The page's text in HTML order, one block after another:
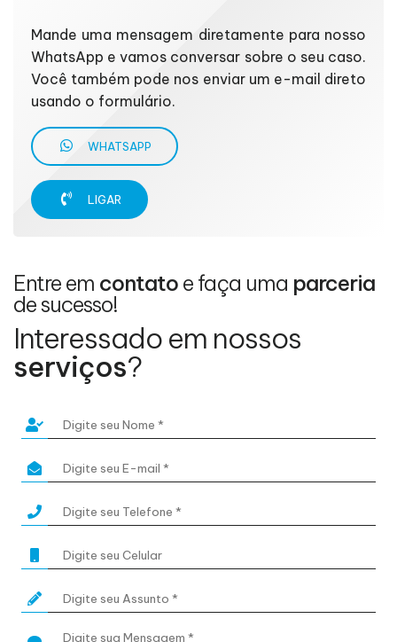
Mande uma mensagem diretamente para nosso
WhatsApp e vamos conversar sobre o seu caso.
Você também pode nos enviar um e-mail direto
usando o formulário.
WHATSAPP
LIGAR
Entre em contato e faça uma parceria
de sucesso!
Interessado em nossos
serviços?